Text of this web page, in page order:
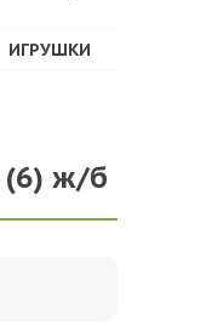
ИГРУШКИ
(6) ж/б